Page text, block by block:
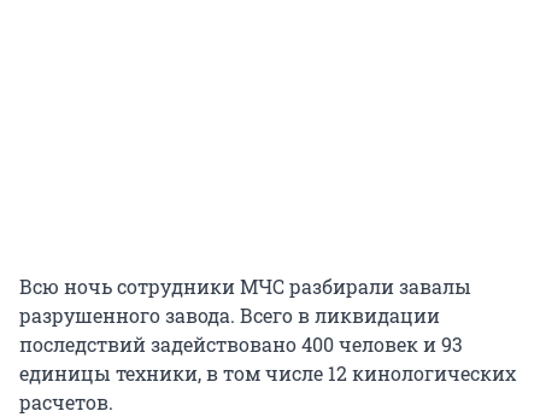
Всю ночь сотрудники МЧС разбирали завалы
разрушенного завода. Всего в ликвидации
последствий задействовано 400 человек и 93
единицы техники, в том числе 12 кинологических
расчетов.